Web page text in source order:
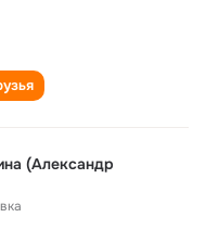
(Александр